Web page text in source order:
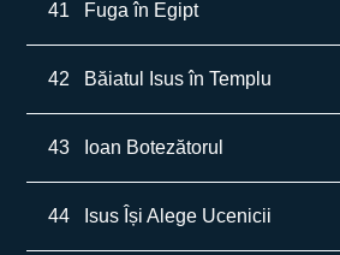
41 Fuga în Egipt
42 Băiatul Isus în Templu
43 Ioan Botezătorul
44 Isus Își Alege Ucenicii